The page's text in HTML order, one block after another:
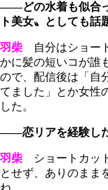
――どの水着も似合
ト美女〟としても話
羽柴 自分はショー
かに髪の短いコが誰
ので、配信後は「自
てました」とか女性
した。
――恋リアを経験し
羽柴 ショートカッ
とせず、ありのまま